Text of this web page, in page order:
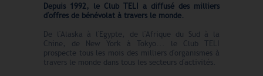
Depuis 1992, le Club TELI a diffusé des milliers
d'offres de bénévolat à travers le monde.
De l'Alaska à l'Egypte, de l'Afrique du Sud à la
Chine, de New York à Tokyo... le Club TELI
prospecte tous les mois des milliers d'organismes à
travers le monde dans tous les secteurs d'activités.